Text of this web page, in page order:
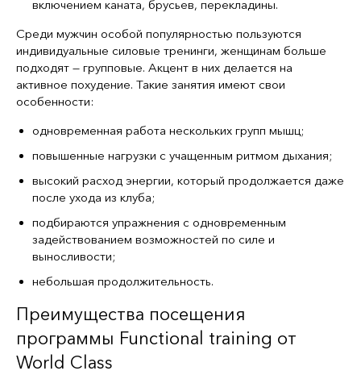
включением каната, брусьев, перекладины.
Среди мужчин особой популярностью пользуются
индивидуальные силовые тренинги, женщинам больше
подходят — групповые. Акцент в них делается на
активное похудение. Такие занятия имеют свои
особенности:
одновременная работа нескольких групп мышц;
повышенные нагрузки с учащенным ритмом дыхания;
высокий расход энергии, который продолжается даже
после ухода из клуба;
подбираются упражнения с одновременным
задействованием возможностей по силе и
выносливости;
небольшая продолжительность.
Преимущества посещения
программы Functional training от
World Class